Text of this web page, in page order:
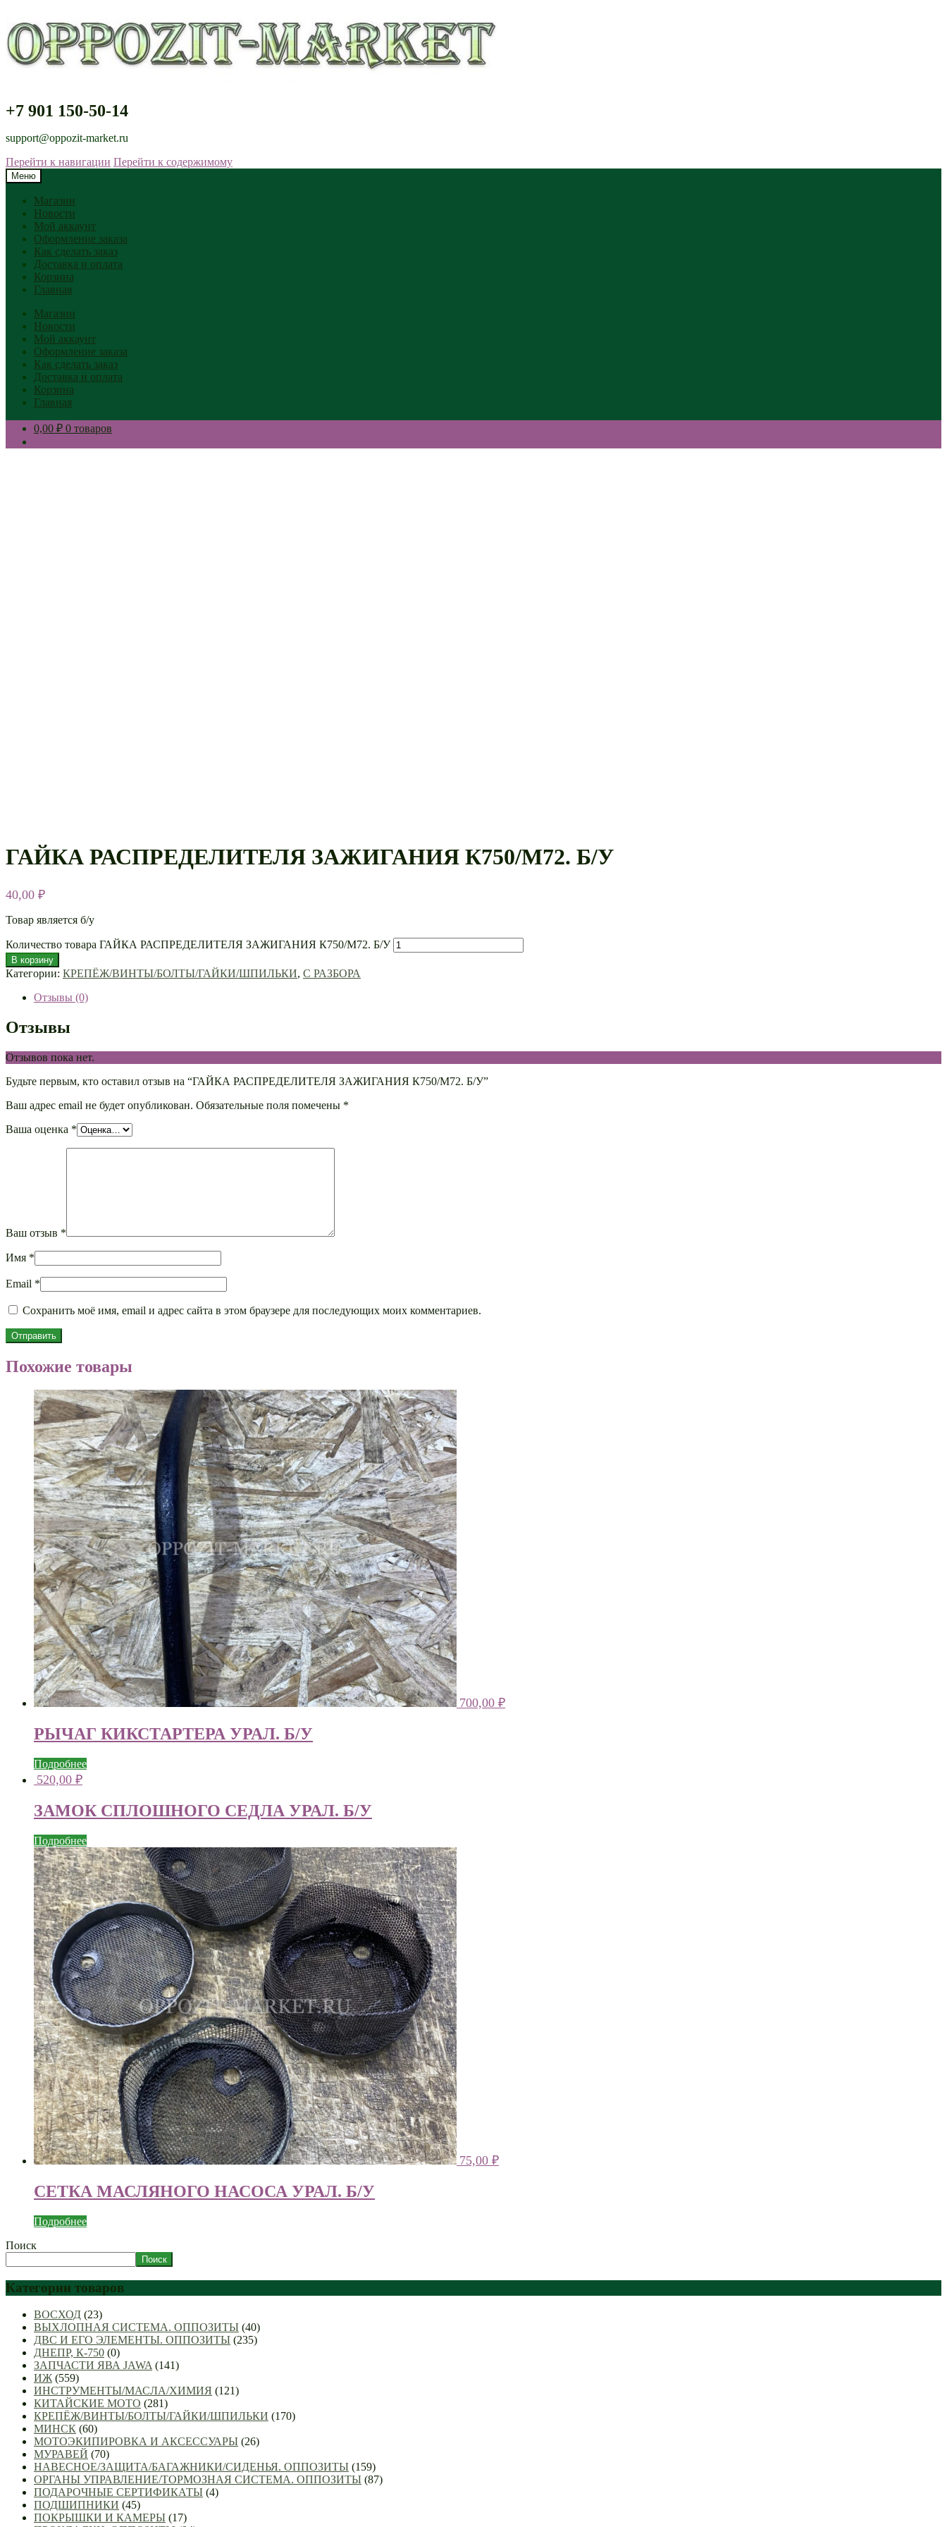
+7 901 150-50-14
support@oppozit-market.ru
Перейти к навигации Перейти к содержимому
Меню
Магазин
Новости
Мой аккаунт
Оформление заказа
Как сделать заказ
Доставка и оплата
Корзина
Главная
Магазин
Новости
Мой аккаунт
Оформление заказа
Как сделать заказ
Доставка и оплата
Корзина
Главная
0,00 ₽ 0 товаров
ГАЙКА РАСПРЕДЕЛИТЕЛЯ ЗАЖИГАНИЯ К750/М72. Б/У
40,00 ₽
Товар является б/у
Количество товара ГАЙКА РАСПРЕДЕЛИТЕЛЯ ЗАЖИГАНИЯ К750/М72. Б/У
В корзину
Категории: КРЕПЁЖ/ВИНТЫ/БОЛТЫ/ГАЙКИ/ШПИЛЬКИ, С РАЗБОРА
Отзывы (0)
Отзывы
Отзывов пока нет.
Будьте первым, кто оставил отзыв на “ГАЙКА РАСПРЕДЕЛИТЕЛЯ ЗАЖИГАНИЯ К750/М72. Б/У”
Ваш адрес email не будет опубликован. Обязательные поля помечены *
Ваша оценка *
Ваш отзыв *
Имя *
Email *
Сохранить моё имя, email и адрес сайта в этом браузере для последующих моих комментариев.
Похожие товары
700,00 ₽
РЫЧАГ КИКСТАРТЕРА УРАЛ. Б/У
Подробнее
520,00 ₽
ЗАМОК СПЛОШНОГО СЕДЛА УРАЛ. Б/У
Подробнее
75,00 ₽
СЕТКА МАСЛЯНОГО НАСОСА УРАЛ. Б/У
Подробнее
Поиск
Поиск
Категории товаров
ВОСХОД (23)
ВЫХЛОПНАЯ СИСТЕМА. ОППОЗИТЫ (40)
ДВС И ЕГО ЭЛЕМЕНТЫ. ОППОЗИТЫ (235)
ДНЕПР, К-750 (0)
ЗАПЧАСТИ ЯВА JAWA (141)
ИЖ (559)
ИНСТРУМЕНТЫ/МАСЛА/ХИМИЯ (121)
КИТАЙСКИЕ МОТО (281)
КРЕПЁЖ/ВИНТЫ/БОЛТЫ/ГАЙКИ/ШПИЛЬКИ (170)
МИНСК (60)
МОТОЭКИПИРОВКА И АКСЕССУАРЫ (26)
МУРАВЕЙ (70)
НАВЕСНОЕ/ЗАЩИТА/БАГАЖНИКИ/СИДЕНЬЯ. ОППОЗИТЫ (159)
ОРГАНЫ УПРАВЛЕНИЕ/ТОРМОЗНАЯ СИСТЕМА. ОППОЗИТЫ (87)
ПОДАРОЧНЫЕ СЕРТИФИКАТЫ (4)
ПОДШИПНИКИ (45)
ПОКРЫШКИ И КАМЕРЫ (17)